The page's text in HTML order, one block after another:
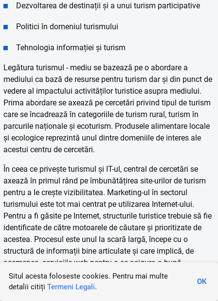
Dezvoltarea de destinații și a unui turism participative
Politici în domeniul turismului
Tehnologia informației și turism
Legătura turismul - mediu se bazează pe o abordare a
mediului ca bază de resurse pentru turism dar și din punct de
vedere al impactului activităților turistice asupra mediului.
Prima abordare se axează pe cercetări privind tipul de turism
care se încadrează în categoriile de turism rural, turism în
parcurile naționale și ecoturism. Produsele alimentare locale
și ecologice reprezintă unul dintre domeniile de interes ale
acestui centru de cercetări.
În ceea ce privește turismul și IT-ul, central de cercetări se
axează în primul rând pe îmbunătățirea site-urilor de turism
pentru a le crește vizibilitatea. Marketing-ul în sectorul
turismului este tot mai centrat pe utilizarea Internet-ului.
Pentru a fi găsite pe Internet, structurile turistice trebuie să fie
identificate de către motoarele de căutare și prioritizate de
acestea. Procesul este unul la scară largă, începe cu o
structură de informații bine articulate și care implică, de
asemenea, serviciile web pentru a se asigura o bună
prezentare a unei întregi zone.
Situl acesta foloseste cookies. Pentru mai multe
detalii citiți Termeni Legali.
OK